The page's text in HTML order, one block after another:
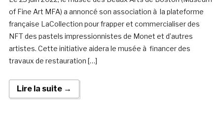
of Fine Art MFA) a annoncé son association à la plateforme
française LaCollection pour frapper et commercialiser des
NFT des pastels impressionnistes de Monet et d’autres
artistes. Cette initiative aidera le musée à financer des
travaux de restauration […]
Lire la suite →